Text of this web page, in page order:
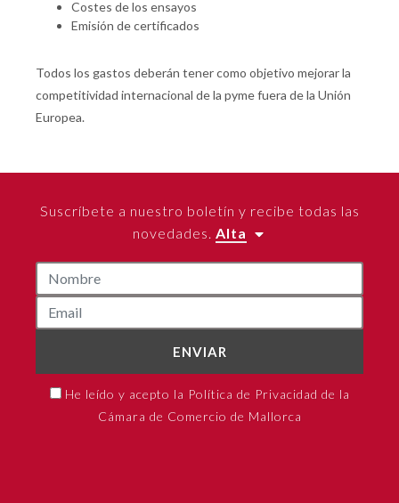
Costes de los ensayos
Emisión de certificados
Todos los gastos deberán tener como objetivo mejorar la
competitividad internacional de la pyme fuera de la Unión
Europea.
Suscríbete a nuestro boletín y recibe todas las
novedades. Alta
ENVIAR
He leído y acepto la Política de Privacidad de la
Cámara de Comercio de Mallorca